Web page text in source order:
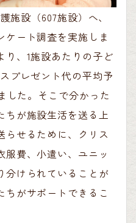
施設（607施設）へ、
ケート調査を実施しま
り、1施設あたりの子ど
プレゼント代の平均予
した。そこで分かった
ちが施設生活を送る上
らせるために、クリス
服費、小遣い、ユニッ
分けられていることが
ちがサポートできるこ